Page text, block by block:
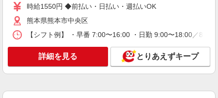
府」駅 ★マイカー・バイク通勤もOK！（規定あ
り） ★勤務地は3000ヶ所以上★ 自宅から通いや
い！！
キープ 詳細を見る
パート 派遣社員
日研トータルソーシング株式会社 メディカルケア事業部/熊本オフィ
時給1550円 ◆前払い・日払い・週払いOK
熊本県熊本市中央区
【シフト例】 ・早番 7:00〜16:00 ・日勤 9:00〜18:00／
詳細を見る とりあえずキープ